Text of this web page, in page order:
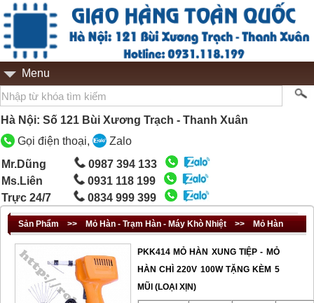
Menu
Hà Nội: Số 121 Bùi Xương Trạch - Thanh Xuân
Gọi điện thoại,
Zalo
Mr.Dũng
0987 394 133
Ms.Liên
0931 118 199
Trực 24/7
0834 999 399
Sản Phẩm >> Mỏ Hàn - Trạm Hàn - Máy Khò Nhiệt >> Mỏ Hàn
PKK414 MỎ HÀN XUNG TIỆP - MỎ
HÀN CHÌ 220V 100W TẶNG KÈM 5
MŨI (LOẠI XỊN)